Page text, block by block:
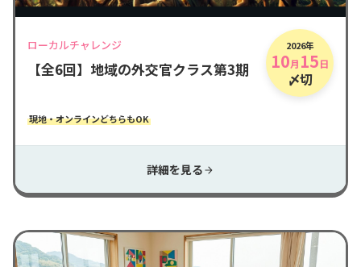
ローカルチャレンジ
【全6回】地域の外交官クラス第3期
2026年
10月 15日
〆切
現地・オンラインどちらもOK
詳細を見る